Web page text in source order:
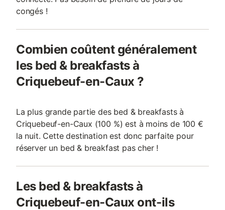
congés !
Combien coûtent généralement
les bed & breakfasts à
Criquebeuf-en-Caux ?
La plus grande partie des bed & breakfasts à
Criquebeuf-en-Caux (100 %) est à moins de 100 €
la nuit. Cette destination est donc parfaite pour
réserver un bed & breakfast pas cher !
Les bed & breakfasts à
Criquebeuf-en-Caux ont-ils